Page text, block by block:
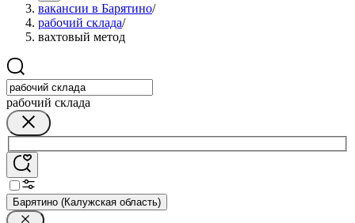
вакансии в Барятино/
рабочий склада/
вахтовый метод
рабочий склада
Барятино (Калужская область)